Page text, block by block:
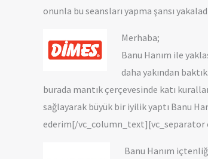
onunla bu seansları yapma şansı
Merhaba;
Banu Hanım ile
daha yakından
burada mantık çerçevesinde katı
sağlayarak büyük bir iyilik yaptı Banu
ederim[/
Banu Hanım